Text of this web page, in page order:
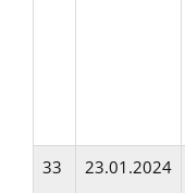
33
23.01.2024